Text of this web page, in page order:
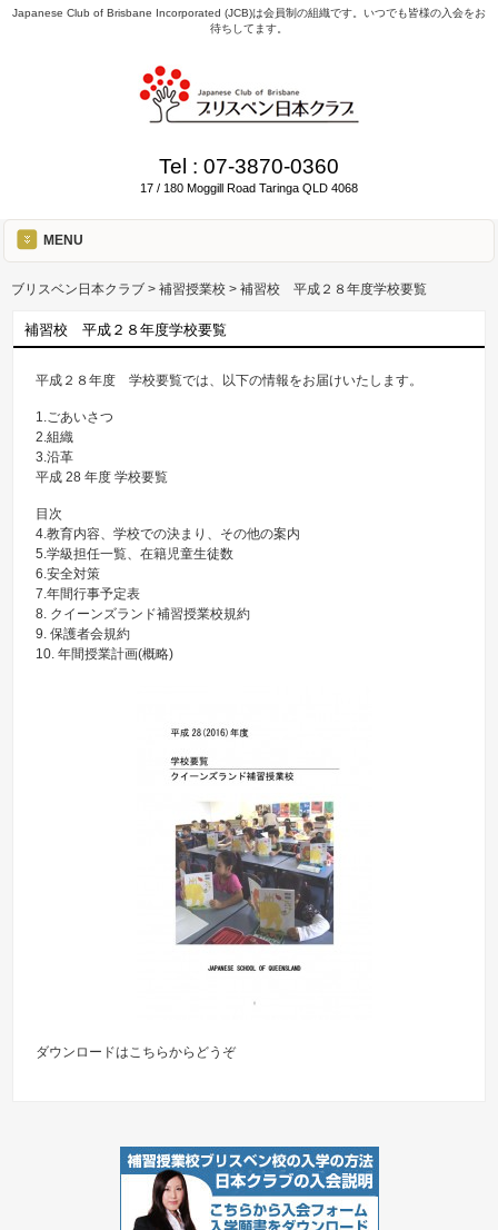
Japanese Club of Brisbane Incorporated (JCB)は会員制の組織です。いつでも皆様の入会をお
待ちしてます。
Tel : 07-3870-0360
17 / 180 Moggill Road Taringa QLD 4068
MENU
ブリスベン日本クラブ > 補習授業校 > 補習校 平成２８年度学校要覧
補習校 平成２８年度学校要覧
平成２８年度 学校要覧では、以下の情報をお届けいたします。
1.ごあいさつ
2.組織
3.沿革
平成 28 年度 学校要覧
目次
4.教育内容、学校での決まり、その他の案内
5.学級担任一覧、在籍児童生徒数
6.安全対策
7.年間行事予定表
8. クイーンズランド補習授業校規約
9. 保護者会規約
10. 年間授業計画(概略)
ダウンロードはこちらからどうぞ